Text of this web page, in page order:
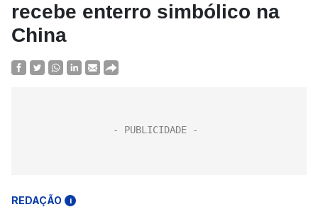
recebe enterro simbólico na
China
REDAÇÃO i